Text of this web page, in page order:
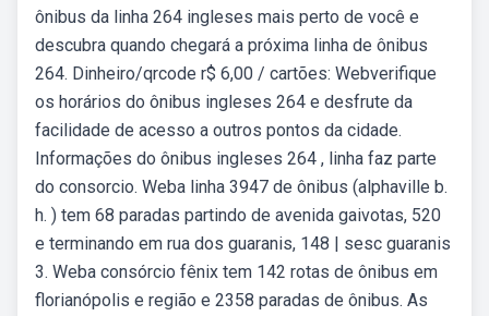
ônibus da linha 264 ingleses mais perto de você e
descubra quando chegará a próxima linha de ônibus
264. Dinheiro/qrcode r$ 6,00 / cartões: Webverifique
os horários do ônibus ingleses 264 e desfrute da
facilidade de acesso a outros pontos da cidade.
Informações do ônibus ingleses 264 , linha faz parte
do consorcio. Weba linha 3947 de ônibus (alphaville b.
h. ) tem 68 paradas partindo de avenida gaivotas, 520
e terminando em rua dos guaranis, 148 | sesc guaranis
3. Weba consórcio fênix tem 142 rotas de ônibus em
florianópolis e região e 2358 paradas de ônibus. As